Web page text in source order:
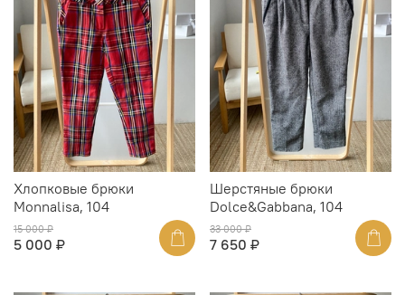
Хлопковые брюки
Monnalisa, 104
15 000 ₽
5 000 ₽
Шерстяные брюки
Dolce&Gabbana, 104
33 000 ₽
7 650 ₽